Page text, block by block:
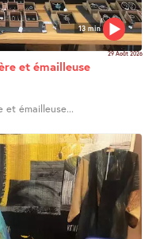
13 min
29 Août 2026
et émailleuse
et émailleuse...